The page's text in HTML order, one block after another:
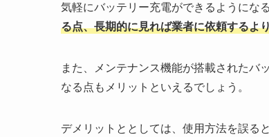
気軽にバッテリー充電ができるようにな
る点、長期的に見れば業者に依頼するよ
また、メンテナンス機能が搭載されたバ
なる点もメリットといえるでしょう。
デメリットととしては、使用方法を誤る